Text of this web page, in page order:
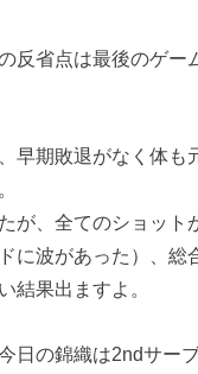
反省点は最後のゲ
早期敗退がなく体
が、全てのショッ
に波があった）、総
結果出ますよ。
日の錦織は2ndサー